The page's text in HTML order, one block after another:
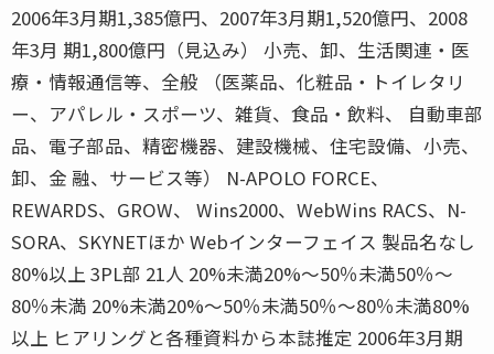
2006年3月期1,385億円、2007年3月期1,520億円、2008
年3月 期1,800億円（見込み） 小売、卸、生活関連・医
療・情報通信等、全般 （医薬品、化粧品・トイレタリ
ー、アパレル・スポーツ、雑貨、食品・飲料、 自動車部
品、電子部品、精密機器、建設機械、住宅設備、小売、
卸、金 融、サービス等） N-APOLO FORCE、
REWARDS、GROW、 Wins2000、WebWins RACS、N-
SORA、SKYNETほか Webインターフェイス 製品名なし
80%以上 3PL部 21人 20%未満20%〜50％未満50％〜
80％未満 20%未満20%〜50％未満50％〜80％未満80%
以上 ヒアリングと各種資料から本誌推定 2006年3月期